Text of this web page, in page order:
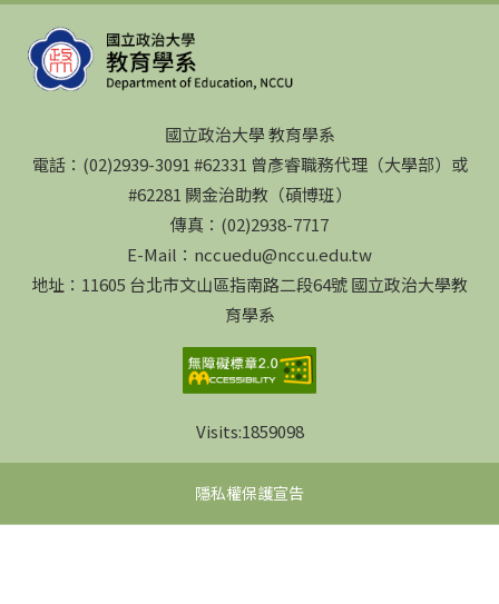
國立政治大學 教育學系
電話：(02)2939-3091 #62331 曾彥睿職務代理（大學部）或
#62281 闕金治助教（碩博班）
傳真：(02)2938-7717
E-Mail：nccuedu@nccu.edu.tw
地址：11605 台北市文山區指南路二段64號 國立政治大學教
育學系
Visits:1859098
隱私權保護宣告